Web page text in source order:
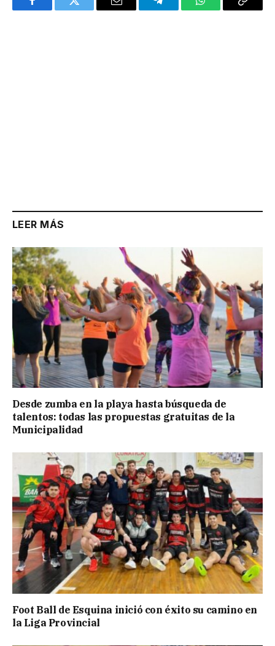
FacebookTwitter Email TelegramWhatsAppCopy
LEER MÁS
Desde zumba en la playa hasta búsqueda de
talentos: todas las propuestas gratuitas de la
Municipalidad
Foot Ball de Esquina inició con éxito su camino en
la Liga Provincial